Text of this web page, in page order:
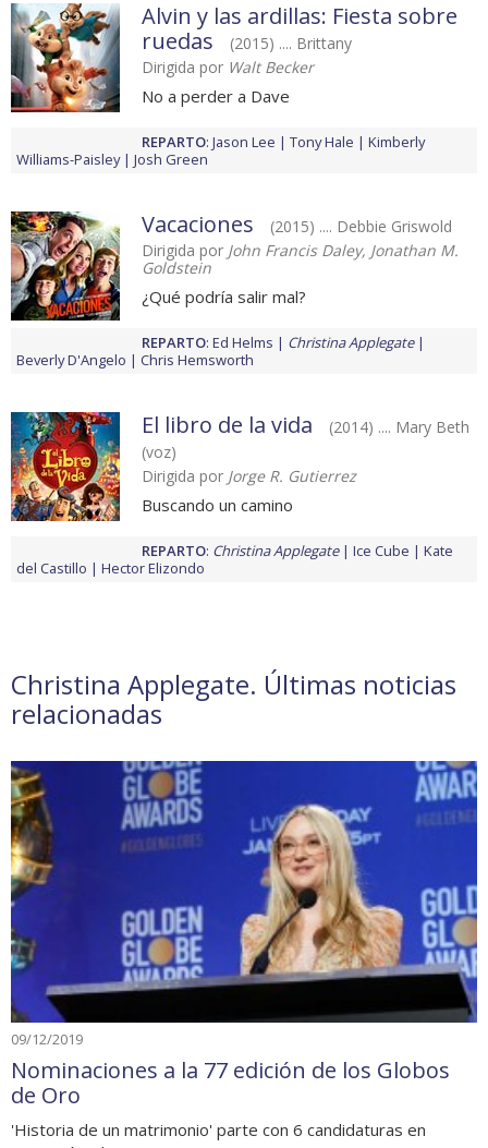
Alvin y las ardillas: Fiesta sobre
ruedas
(2015) .... Brittany
Dirigida por Walt Becker
No a perder a Dave
REPARTO: Jason Lee Tony Hale
Kimberly
Williams-Paisley
Josh Green
Vacaciones
(2015) .... Debbie Griswold
Dirigida por John Francis Daley, Jonathan M.
Goldstein
¿Qué podría salir mal?
REPARTO: Ed Helms
Christina Applegate
Beverly D'Angelo
Chris Hemsworth
El libro de la vida
(2014) .... Mary Beth
(voz)
Dirigida por Jorge R. Gutierrez
Buscando un camino
REPARTO: Christina Applegate Ice Cube
Kate
del Castillo
Hector Elizondo
Christina Applegate. Últimas noticias
relacionadas
09/12/2019
Nominaciones a la 77 edición de los Globos
de Oro
'Historia de un matrimonio' parte con 6 candidaturas en